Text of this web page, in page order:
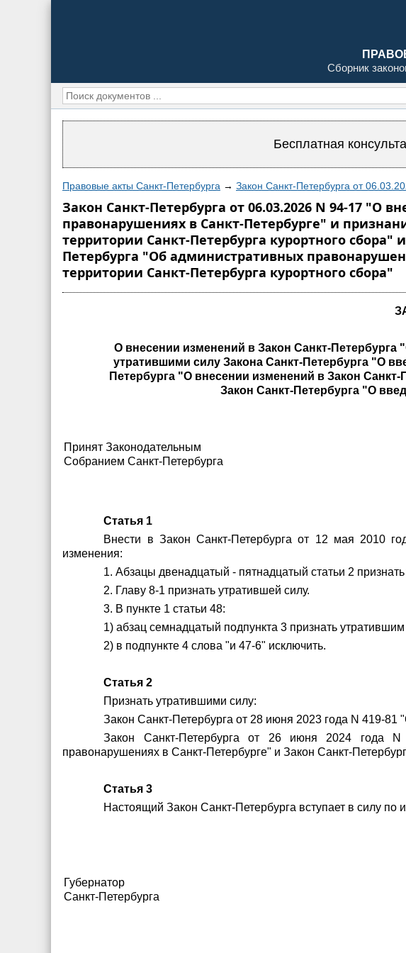
Сборник
Бесплатная
Правовые акты Санкт-Петербурга → Закон Санкт-Петербурга от
Закон Санкт-Петербурга от 06.03.2026 N 94-17
правонарушениях в Санкт-Петербурге" и
территории Санкт-Петербурга курортного
Петербурга "Об административных
территории Санкт-Петербурга курортного сбора"
О внесении изменений в Закон Санкт-
утратившими силу Закона Санкт-Петербурга "О
Петербурга "О внесении изменений в Закон
Закон Санкт-Петербурга "О
Принят Законодательным
Собранием Санкт-Петербурга
Статья 1
Внести в Закон Санкт-Петербурга от 12 мая 2010
изменения:
1. Абзацы двенадцатый - пятнадцатый статьи 2
2. Главу 8-1 признать утратившей силу.
3. В пункте 1 статьи 48:
1) абзац семнадцатый подпункта 3 признать утратившим
2) в подпункте 4 слова "и 47-6" исключить.
Статья 2
Признать утратившими силу:
Закон Санкт-Петербурга от 28 июня 2023 года N 419-81
Закон Санкт-Петербурга от 26 июня 2024 года
правонарушениях в Санкт-Петербурге" и Закон Санкт-
Статья 3
Настоящий Закон Санкт-Петербурга вступает в силу по
Губернатор
Санкт-Петербурга